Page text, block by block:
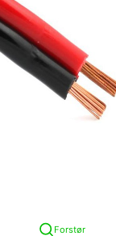
Forstør